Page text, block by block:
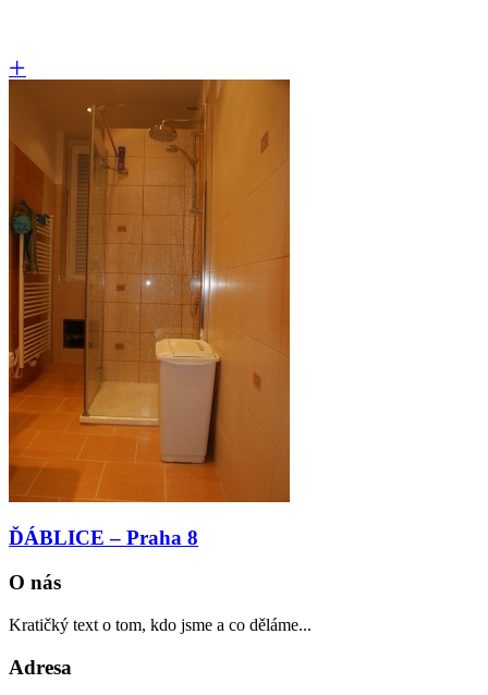
ĎÁBLICE – Praha 8
O nás
Kratičký text o tom, kdo jsme a co děláme...
Adresa